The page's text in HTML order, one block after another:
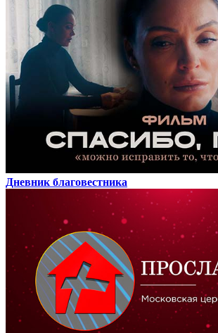
Дневник благовестника